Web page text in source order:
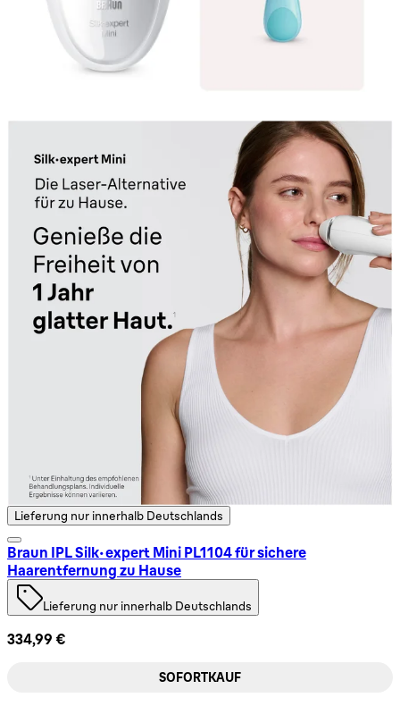
Lieferung nur innerhalb Deutschlands
Braun IPL Silk·expert Mini PL1104 für sichere
Haarentfernung zu Hause
Lieferung nur innerhalb Deutschlands
334,99 €
SOFORTKAUF